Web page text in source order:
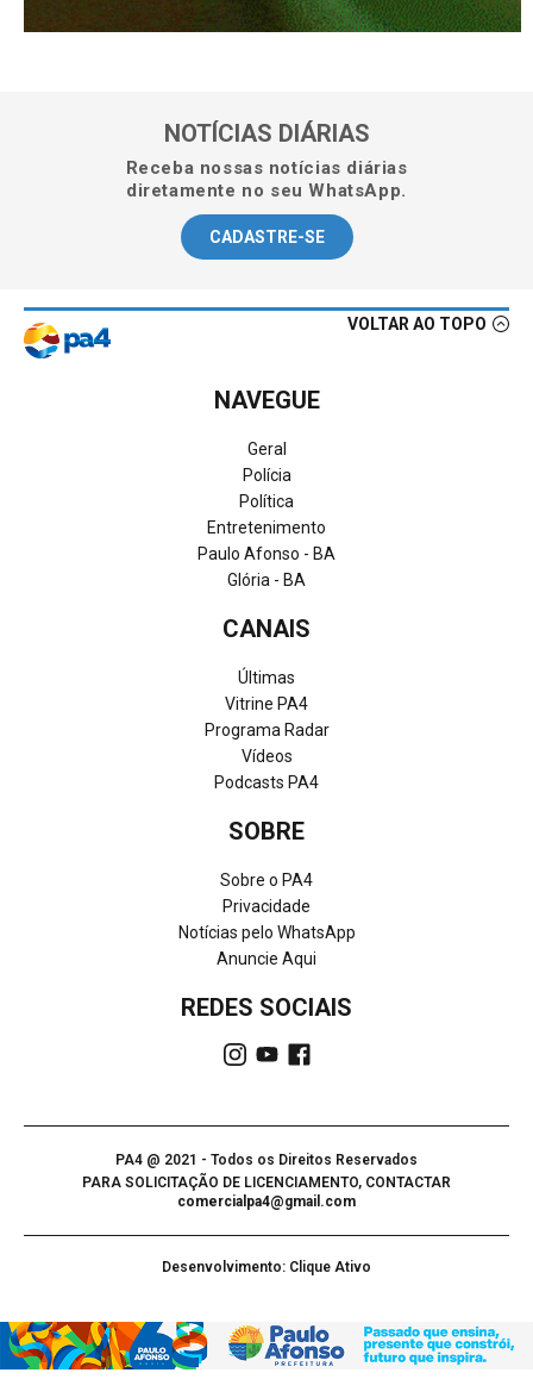
NOTÍCIAS DIÁRIAS
Receba nossas notícias diárias
diretamente no seu WhatsApp.
CADASTRE-SE
VOLTAR AO TOPO
NAVEGUE
Geral
Polícia
Política
Entretenimento
Paulo Afonso - BA
Glória - BA
CANAIS
Últimas
Vitrine PA4
Programa Radar
Vídeos
Podcasts PA4
SOBRE
Sobre o PA4
Privacidade
Notícias pelo WhatsApp
Anuncie Aqui
REDES SOCIAIS
PA4 @ 2021 - Todos os Direitos Reservados
PARA SOLICITAÇÃO DE LICENCIAMENTO, CONTACTAR
comercialpa4@gmail.com
Desenvolvimento: Clique Ativo